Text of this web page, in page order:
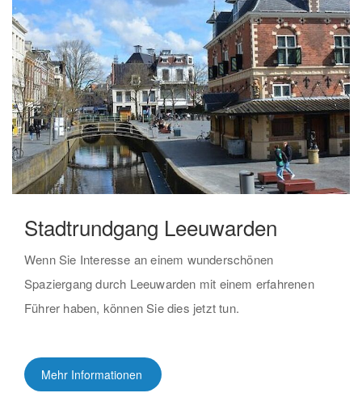
Stadtrundgang Leeuwarden
Wenn Sie Interesse an einem wunderschönen
Spaziergang durch Leeuwarden mit einem erfahrenen
Führer haben, können Sie dies jetzt tun.
Mehr Informationen